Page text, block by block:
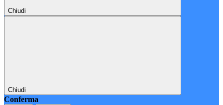
Chiudi
Chiudi
Conferma